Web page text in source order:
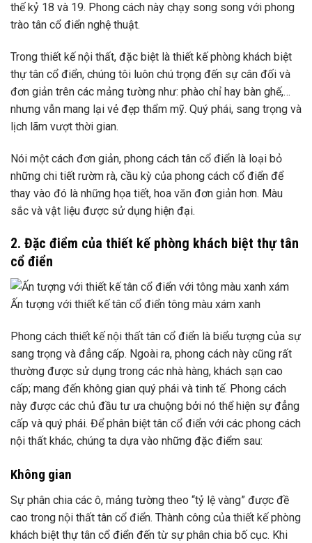
thế kỷ 18 và 19. Phong cách này chạy song song với phong
trào tân cổ điển nghệ thuật.
Trong thiết kế nội thất, đặc biệt là thiết kế phòng khách biệt
thự tân cổ điển, chúng tôi luôn chú trọng đến sự cân đối và
đơn giản trên các mảng tường như: phào chỉ hay bàn ghế,…
nhưng vẫn mang lại vẻ đẹp thẩm mỹ. Quý phái, sang trọng và
lịch lãm vượt thời gian.
Nói một cách đơn giản, phong cách tân cổ điển là loại bỏ
những chi tiết rườm rà, cầu kỳ của phong cách cổ điển để
thay vào đó là những họa tiết, hoa văn đơn giản hơn. Màu
sắc và vật liệu được sử dụng hiện đại.
2. Đặc điểm của thiết kế phòng khách biệt thự tân
cổ điển
Ấn tượng với thiết kế tân cổ điển tông màu xám xanh
Phong cách thiết kế nội thất tân cổ điển là biểu tượng của sự
sang trọng và đẳng cấp. Ngoài ra, phong cách này cũng rất
thường được sử dụng trong các nhà hàng, khách sạn cao
cấp; mang đến không gian quý phái và tinh tế. Phong cách
này được các chủ đầu tư ưa chuộng bởi nó thể hiện sự đẳng
cấp và quý phái. Để phân biệt tân cổ điển với các phong cách
nội thất khác, chúng ta dựa vào những đặc điểm sau:
Không gian
Sự phân chia các ô, mảng tường theo “tỷ lệ vàng” được đề
cao trong nội thất tân cổ điển. Thành công của thiết kế phòng
khách biệt thự tân cổ điển đến từ sự phân chia bố cục. Khi